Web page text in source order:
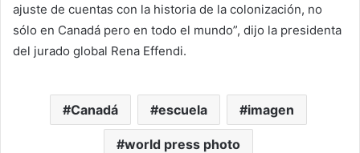
ajuste de cuentas con la historia de la colonización, no
sólo en Canadá pero en todo el mundo”, dijo la presidenta
del jurado global Rena Effendi.
Canadá escuela imagen
world press photo